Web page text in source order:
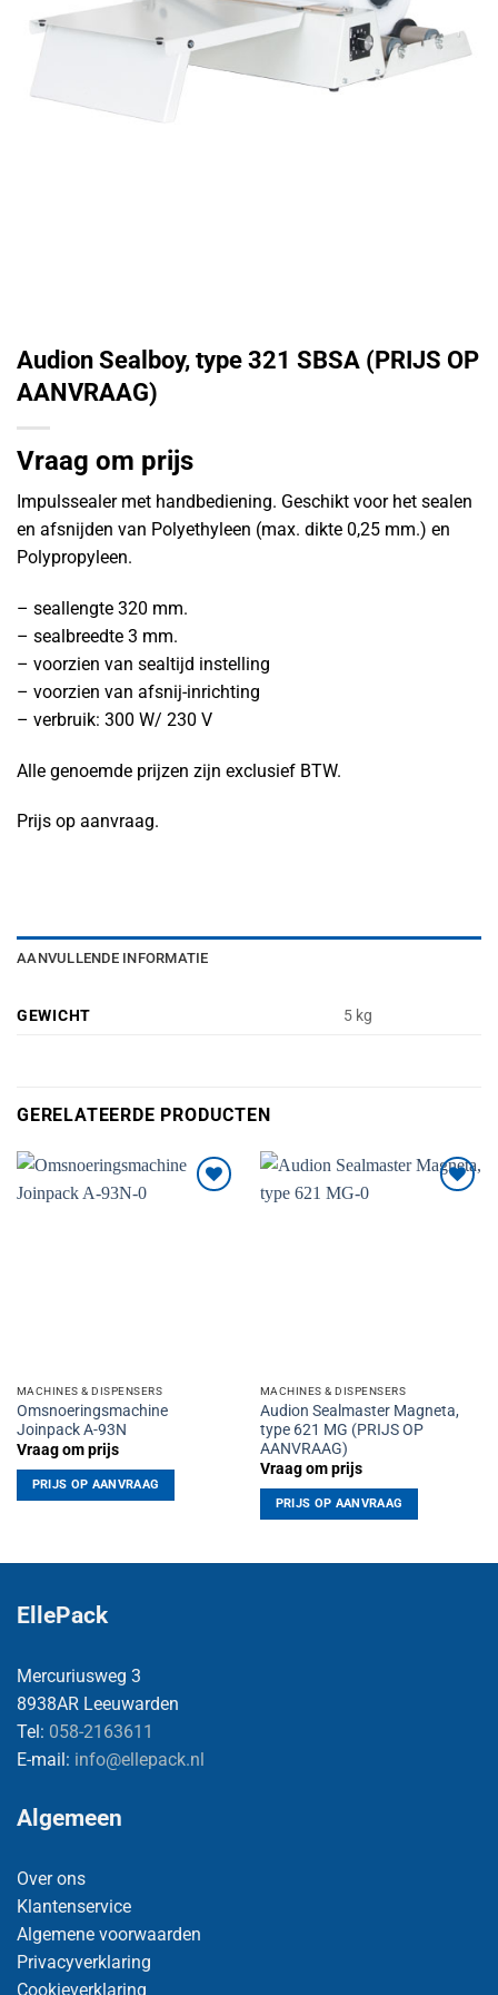
Audion Sealboy, type 321 SBSA (PRIJS OP
AANVRAAG)
Vraag om prijs
Impulssealer met handbediening. Geschikt voor het sealen
en afsnijden van Polyethyleen (max. dikte 0,25 mm.) en
Polypropyleen.
– seallengte 320 mm.
– sealbreedte 3 mm.
– voorzien van sealtijd instelling
– voorzien van afsnij-inrichting
– verbruik: 300 W/ 230 V
Alle genoemde prijzen zijn exclusief BTW.
Prijs op aanvraag.
AANVULLENDE INFORMATIE
GEWICHT 5 kg
GERELATEERDE PRODUCTEN
MACHINES & DISPENSERS
Omsnoeringsmachine
Joinpack A-93N
Vraag om prijs
PRIJS OP AANVRAAG
MACHINES & DISPENSERS
Audion Sealmaster Magneta,
type 621 MG (PRIJS OP
AANVRAAG)
Vraag om prijs
PRIJS OP AANVRAAG
EllePack
Mercuriusweg 3
8938AR Leeuwarden
Tel: 058-2163611
E-mail: info@ellepack.nl
Algemeen
Over ons
Klantenservice
Algemene voorwaarden
Privacyverklaring
Cookieverklaring